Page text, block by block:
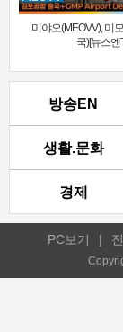
미야오(MEOVV), 미
국)[뉴스엔
방송EN
생활.문화
경제
PC보기 |